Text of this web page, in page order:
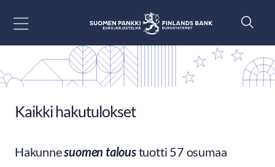
Kaikki hakutulokset
Hakunnesuomen taloustuotti 57 osumaa